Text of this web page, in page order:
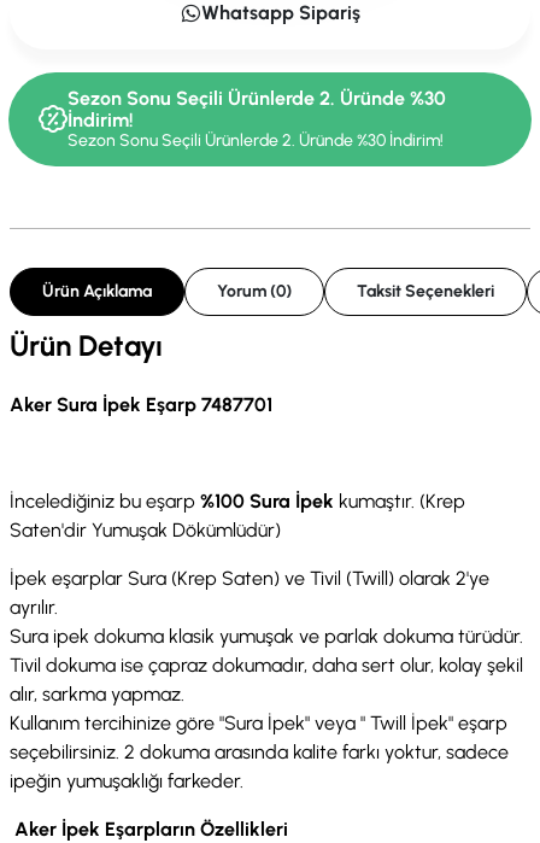
Whatsapp Sipariş
Sezon Sonu Seçili Ürünlerde 2. Üründe %30
İndirim!
Sezon Sonu Seçili Ürünlerde 2. Üründe %30 İndirim!
Ürün Açıklama Yorum (0) Taksit Seçenekleri
Ürün Detayı
Aker Sura İpek Eşarp 7487701
İncelediğiniz bu eşarp %100 Sura İpek kumaştır. (Krep
Saten'dir Yumuşak Dökümlüdür)
İpek eşarplar Sura (Krep Saten) ve Tivil (Twill) olarak 2'ye
ayrılır.
Sura ipek dokuma klasik yumuşak ve parlak dokuma türüdür.
Tivil dokuma ise çapraz dokumadır, daha sert olur, kolay şekil
alır, sarkma yapmaz.
Kullanım tercihinize göre "Sura İpek" veya " Twill İpek" eşarp
seçebilirsiniz. 2 dokuma arasında kalite farkı yoktur, sadece
ipeğin yumuşaklığı farkeder.
Aker İpek Eşarpların Özellikleri